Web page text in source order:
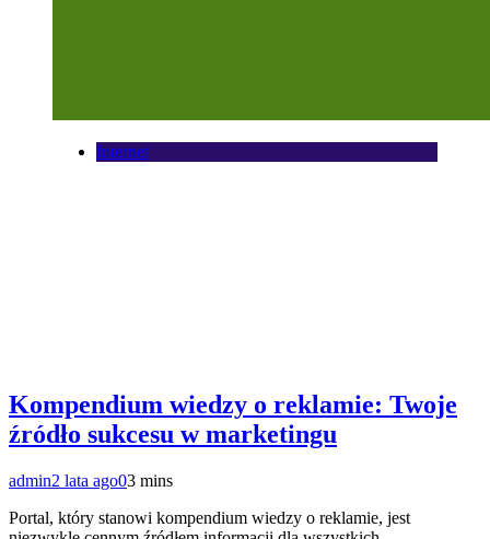
Internet
Kompendium wiedzy o reklamie: Twoje
źródło sukcesu w marketingu
admin2 lata ago03 mins
Portal, który stanowi kompendium wiedzy o reklamie, jest